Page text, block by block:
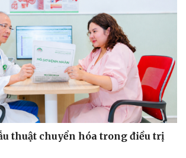
thuật chuyển hóa trong điều trị